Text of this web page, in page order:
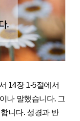
14장 1-5절에서
나 말했습니다. 그
니다. 성경과 반